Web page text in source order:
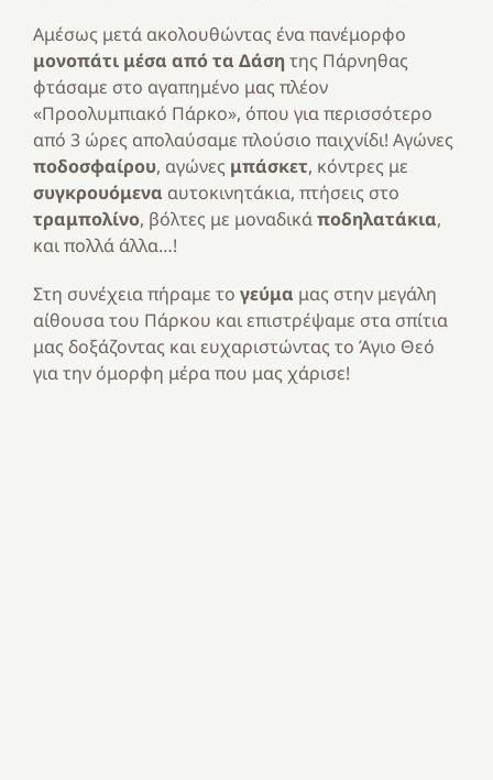
Αμέσως μετά ακολουθώντας ένα πανέμορφο
μονοπάτι μέσα από τα Δάσητης Πάρνηθας
φτάσαμε στο αγαπημένο μας πλέον
«Προολυμπιακό Πάρκο», όπου για περισσότερο
από 3 ώρες απολαύσαμε πλούσιο παιχνίδι! Αγώνες
ποδοσφαίρου, αγώνες μπάσκετ, κόντρες με
συγκρουόμενα αυτοκινητάκια, πτήσεις στο
τραμπολίνο, βόλτες με μοναδικάποδηλατάκια,
και πολλά άλλα…!
Στη συνέχεια πήραμε το γεύμα μας στην μεγάλη
αίθουσα του Πάρκου και επιστρέψαμε στα σπίτια
μας δοξάζοντας και ευχαριστώντας το Άγιο Θεό
για την όμορφη μέρα που μας χάρισε!